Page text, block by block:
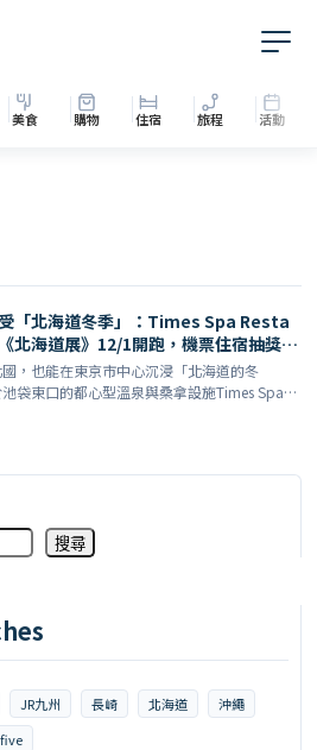
美食 購物 住宿 旅程 活動
「北海道冬季」：Times Spa Resta
北海道展》12/1開跑，機票住宿抽獎、
活動一次看
，也能在東京市中心沉浸「北海道的冬
袋東口的都心型溫泉與桑拿設施Times Spa
搜尋
JR九州 長崎 北海道
沖繩